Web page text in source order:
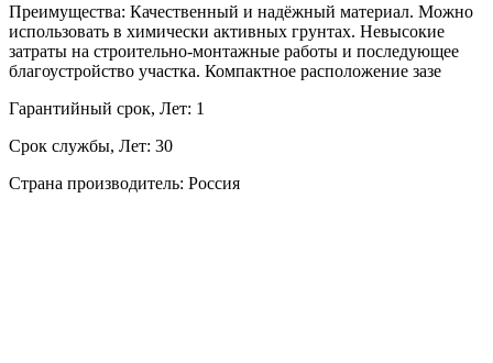
Преимущества: Качественный и надёжный материал. Можно
использовать в химически активных грунтах. Невысокие
затраты на строительно-монтажные работы и последующее
благоустройство участка. Компактное расположение зазе
Гарантийный срок, Лет: 1
Срок службы, Лет: 30
Страна производитель: Россия